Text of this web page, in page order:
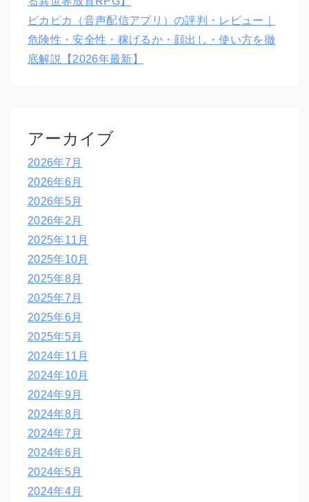
ピカピカ（音声配信アプリ）の評判・レビュー｜
危険性・安全性・稼げるか・顔出し・使い方を徹
底解説【2026年最新】
アーカイブ
2026年7月
2026年6月
2026年5月
2026年2月
2025年11月
2025年10月
2025年8月
2025年7月
2025年6月
2025年5月
2024年11月
2024年10月
2024年9月
2024年8月
2024年7月
2024年6月
2024年5月
2024年4月